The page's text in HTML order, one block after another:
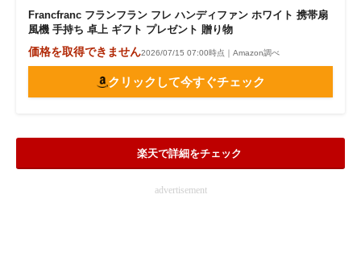
Francfranc フランフラン フレ ハンディファン ホワイト 携帯扇
風機 手持ち 卓上 ギフト プレゼント 贈り物
価格を取得できません2026/07/15 07:00時点｜Amazon調べ
クリックして今すぐチェック
楽天で詳細をチェック
advertisement